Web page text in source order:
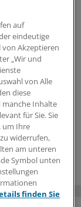
mehrere
je
die
auf
eindeutige
von Akzeptieren
„Wir und
von Alle
diese
manche Inhalte
für Sie. Sie
um Ihre
widerrufen,
am unteren
Symbol unten
finden Sie